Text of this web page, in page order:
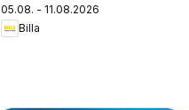
05.08. - 11.08.2026
Billa